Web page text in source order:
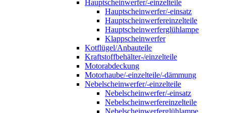
Hauptscheinwerfer/-einzelteile
Hauptscheinwerfer/-einsatz
Hauptscheinwerfereinzelteile
Hauptscheinwerferglühlampe
Klappscheinwerfer
Kotflügel/Anbauteile
Kraftstoffbehälter-/einzelteile
Motorabdeckung
Motorhaube/-einzelteile/-dämmung
Nebelscheinwerfer/-einzelteile
Nebelscheinwerfer/-einsatz
Nebelscheinwerfereinzelteile
Nebelscheinwerferglühlampe